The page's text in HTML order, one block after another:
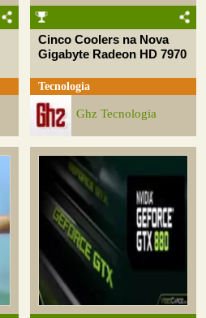
Cinco Coolers na Nova
Gigabyte Radeon HD 7970
Tecnologia
Ghz Tecnologia